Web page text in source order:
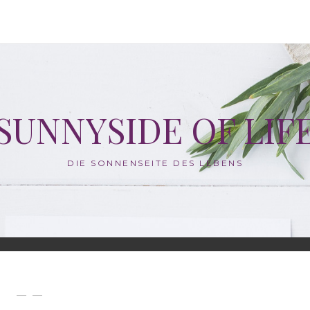
OF
DIE SONNENSEITE DES LEBENS
— —